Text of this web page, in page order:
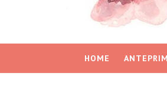
HOME